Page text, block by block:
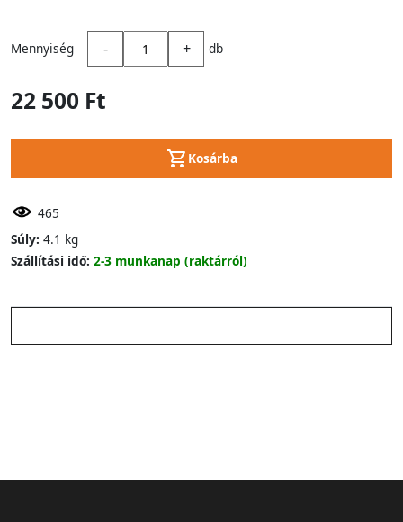
Mennyiség - + db
22 500 Ft
Kosárba
465
Súly: 4.1 kg
Szállítási idő: 2-3 munkanap (raktárról)